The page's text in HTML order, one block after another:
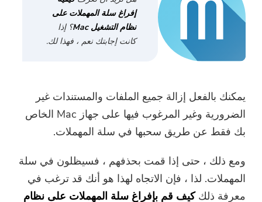
ضاغط صور مجاني
قوات الدفاع الشعبي الحر ضاغط
إفراغ سلة المهملات على
نظام التشغيل Mac
؟ إذا
كانت إجابتك نعم ، فهذا لك.
يمكنك بالفعل إزالة جميع الملفات والمستندات غير
الضرورية وغير المرغوب فيها على جهاز Mac الخاص
بك فقط عن طريق سحبها في سلة المهملات.
ومع ذلك ، حتى إذا قمت بحذفهم ، فسيظلون في سلة
المهملات. لذا ، فإن الاتجاه لهذا هو أنك قد ترغب في
معرفة ذلككيف قم بإفراغ سلة المهملات على نظام